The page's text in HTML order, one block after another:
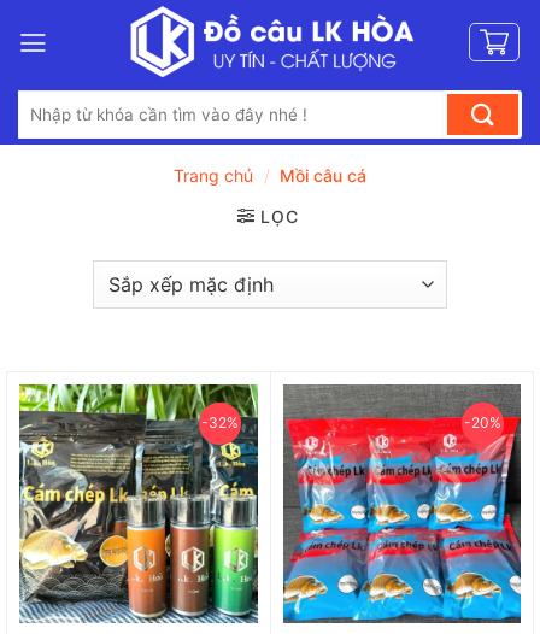
qua
dung
kiếm:
Trang chủ / Mồi câu cá
LỌC
-32% -20%